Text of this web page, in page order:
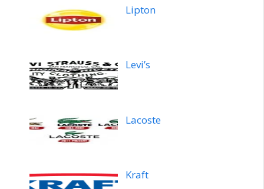
Lipton
Levi’s
Lacoste
Kraft